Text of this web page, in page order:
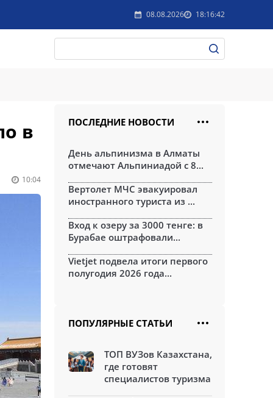
08.08.2026 18:16:42
в
10:04
ПОСЛЕДНИЕ НОВОСТИ
День альпинизма в Алматы
отмечают Альпиниадой с 8...
Вертолет МЧС эвакуировал
иностранного туриста из ...
Вход к озеру за 3000 тенге: в
Бурабае оштрафовали...
Vietjet подвела итоги первого
полугодия 2026 года...
ПОПУЛЯРНЫЕ СТАТЬИ
ТОП ВУЗов Казахстана,
где готовят
специалистов туризма